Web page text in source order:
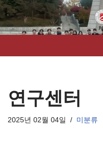
콘
너
뛰
연구센터
2025년 02월 04일 미분류